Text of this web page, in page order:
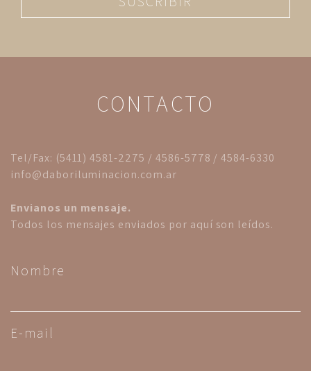
CONTACTO
Tel/Fax: (5411) 4581-2275 / 4586-5778 / 4584-6330
info@daboriluminacion.com.ar
Envianos un mensaje.
Todos los mensajes enviados por aquí son leídos.
Nombre
E-mail